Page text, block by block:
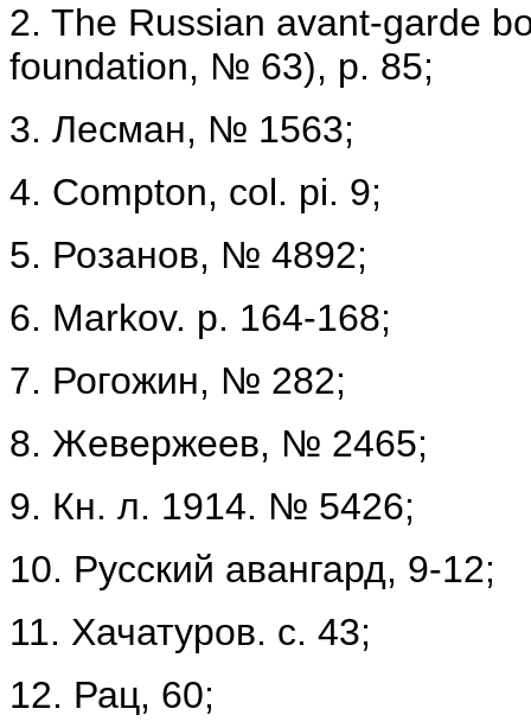
2. The Russian avant-garde
foundation, № 63), р. 85;
3. Лесман, № 1563;
4. Compton, col. pi. 9;
5. Розанов, № 4892;
6. Markov. р. 164-168;
7. Рогожин, № 282;
8. Жевержеев, № 2465;
9. Кн. л. 1914. № 5426;
10. Русский авангард, 9-12;
11. Хачатуров. с. 43;
12. Рац, 60;